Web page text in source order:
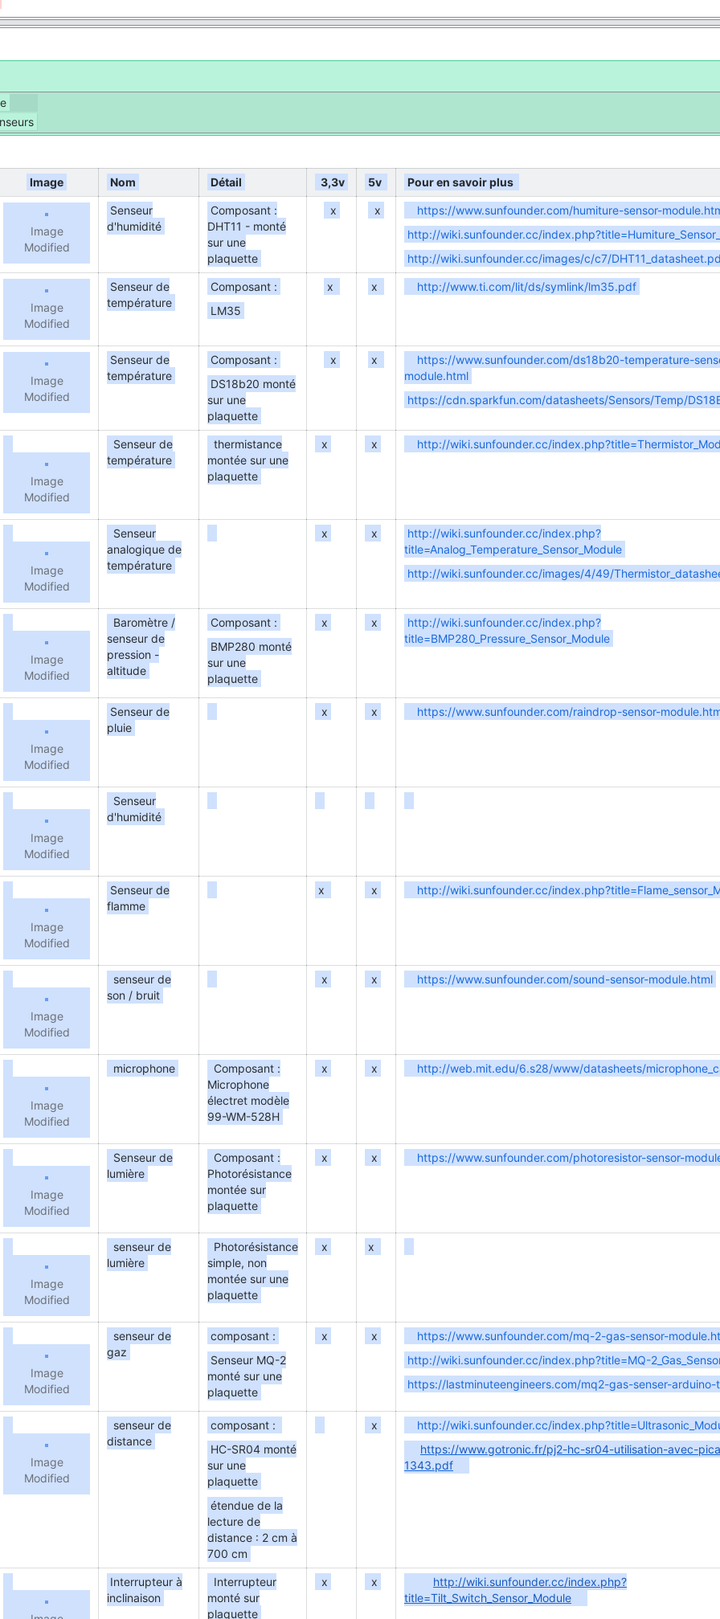
Image Nom Détail 3,3v 5v Pour en savoir plus
Image
Modified
Senseur
d'humidité
Composant :
DHT11 - monté
sur une
plaquette
x x
https://www.sunfounder.com/humiture-sensor-
http://wiki.sunfounder.cc/
http://wiki.sunfounder.cc/images/c/c7/
Image
Modified
Senseur de
température
Composant :
LM35
x x http://www.ti.com/lit/ds/symlink/lm35.pdf
Image
Modified
Senseur de
température
Composant :
DS18b20 monté
sur une
plaquette
x x
https://www.sunfounder.com/ds18b20-temperature-
module.html
https://cdn.sparkfun.com/datasheets/Sensors/Temp/
Image
Modified
Senseur de
température
thermistance
montée sur une
plaquette
x x http://wiki.sunfounder.cc/
Image
Modified
Senseur
analogique de
température
x x
http://wiki.sunfounder.cc/index.php?
title=Analog_Temperature_Sensor_Module
http://wiki.sunfounder.cc/images/4/49/
Image
Modified
Baromètre /
senseur de
pression -
altitude
Composant :
BMP280 monté
sur une
plaquette
x x
http://wiki.sunfounder.cc/index.php?
title=BMP280_Pressure_Sensor_Module
Image
Modified
Senseur de
pluie
x x https://www.sunfounder.com/raindrop-sensor-
Image
Modified
Senseur
d'humidité
Image
Modified
Senseur de
flamme
x x http://wiki.sunfounder.cc/
Image
Modified
senseur de
son / bruit
x x https://www.sunfounder.com/sound-sensor-module.html
Image
Modified
microphone
Composant :
Microphone
électret modèle
99-WM-528H
x x http://web.mit.edu/6.s28/www/datasheets/
Image
Modified
Senseur de
lumière
Composant :
Photorésistance
montée sur
plaquette
x x https://www.sunfounder.com/photoresistor-sensor-
Image
Modified
senseur de
lumière
Photorésistance
simple, non
montée sur une
plaquette
x x
Image
Modified
senseur de
gaz
composant :
Senseur MQ-2
monté sur une
plaquette
x x
https://www.sunfounder.com/mq-2-gas-sensor-
http://wiki.sunfounder.cc/index.php?title=MQ-
https://lastminuteengineers.com/mq2-gas-senser-arduino-
Image
Modified
senseur de
distance
composant :
HC-SR04 monté
sur une
plaquette
étendue de la
lecture de
distance : 2 cm à
700 cm
x
http://wiki.sunfounder.cc/
https://www.gotronic.fr/pj2-hc-sr04-utilisation-avec-
1343.pdf
Interrupteur à
inclinaison
Interrupteur
monté sur
plaquette
x x
http://wiki.sunfounder.cc/index.php?
title=Tilt_Switch_Sensor_Module